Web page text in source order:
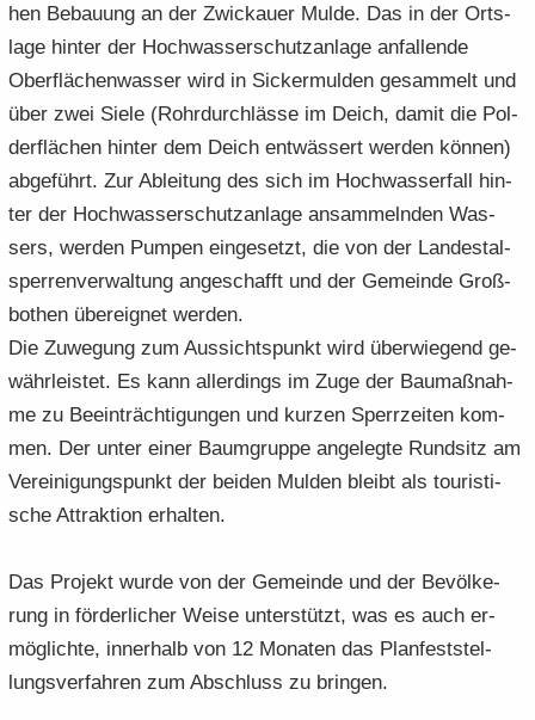
hen Be­bau­ung an der Zwi­ckau­er Mulde. Das in der Orts­
la­ge hin­ter der Hoch­was­ser­schutz­an­la­ge an­fal­len­de
Ober­flä­chen­was­ser wird in Si­cker­mul­den ge­sam­melt und
über zwei Siele (Rohr­durch­läs­se im Deich, damit die Pol­
der­flä­chen hin­ter dem Deich ent­wäs­sert wer­den kön­nen)
ab­ge­führt. Zur Ab­lei­tung des sich im Hoch­was­ser­fall hin­
ter der Hoch­was­ser­schutz­an­la­ge an­sam­meln­den Was­
sers, wer­den Pum­pen ein­ge­setzt, die von der Lan­des­tal­
sper­ren­ver­wal­tung an­ge­schafft und der Ge­mein­de Groß­
bo­then über­eig­net wer­den.
Die Zu­we­gung zum Aus­sichts­punkt wird über­wie­gend ge­
währ­leis­tet. Es kann al­ler­dings im Zuge der Bau­maß­nah­
me zu Be­ein­träch­ti­gun­gen und kur­zen Sperr­zei­ten kom­
men. Der unter einer Baum­grup­pe an­ge­leg­te Rund­sitz am
Ver­ei­ni­gungs­punkt der bei­den Mul­den bleibt als tou­ris­ti­
sche At­trak­ti­on er­hal­ten.
Das Pro­jekt wurde von der Ge­mein­de und der Be­völ­ke­
rung in för­der­li­cher Weise un­ter­stützt, was es auch er­
mög­lich­te, in­ner­halb von 12 Mo­na­ten das Plan­fest­stel­
lungs­ver­fah­ren zum Ab­schluss zu brin­gen.